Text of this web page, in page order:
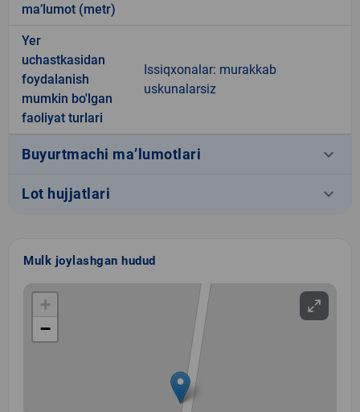
ma’lumot (metr)
Yer
uchastkasidan
foydalanish
mumkin bo'lgan
faoliyat turlari
Issiqxonalar: murakkab
uskunalarsiz
Buyurtmachi ma’lumotlari keyboard_arrow_down
Lot hujjatlari keyboard_arrow_down
Mulk joylashgan hudud
+
−